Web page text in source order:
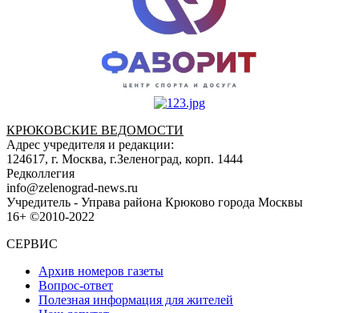
КРЮКОВСКИЕ ВЕДОМОСТИ
Адрес учредителя и редакции:
124617, г. Москва, г.Зеленоград, корп. 1444
Редколлегия
info@zelenograd-news.ru
Учредитель - Управа района Крюково города Москвы
16+ ©2010-2022
СЕРВИС
Архив номеров газеты
Вопрос-ответ
Полезная информация для жителей